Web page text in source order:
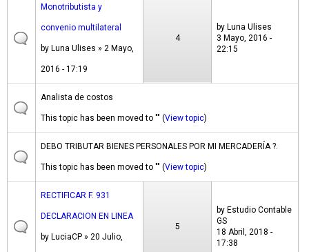
Monotributista y
convenio multilateral
by Luna Ulises » 2 Mayo,
2016 - 17:19
4
by Luna Ulises
3 Mayo, 2016 -
22:15
Analista de costos
This topic has been moved to "" (View topic)
DEBO TRIBUTAR BIENES PERSONALES POR MI MERCADERÍA ?.
This topic has been moved to "" (View topic)
RECTIFICAR F. 931
DECLARACION EN LINEA
by LuciaCP » 20 Julio,
5
by Estudio Contable
GS
18 Abril, 2018 -
17:38